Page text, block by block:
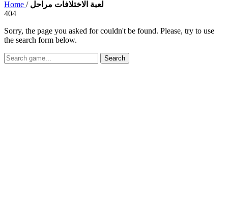
Home / لعبة الاختلافات مراحل
404
Sorry, the page you asked for couldn't be found. Please, try to use
the search form below.
Search